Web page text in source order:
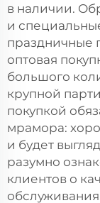
в наличии.
и
праздничные
оптовая
большого
крупной
покупкой
мрамора:
и будет
разумно
клиентов о